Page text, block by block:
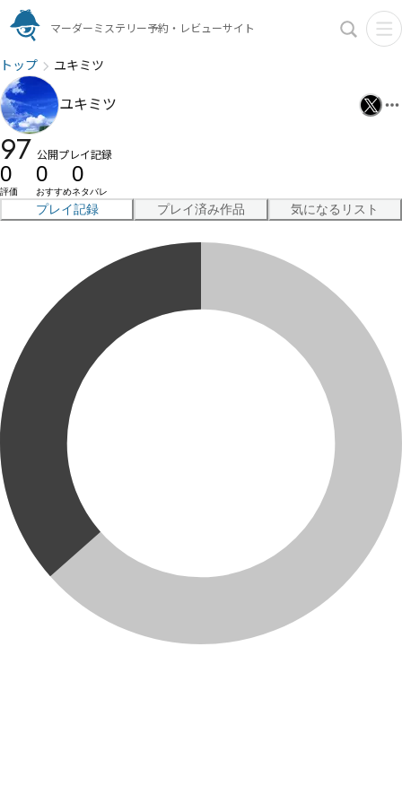
マーダーミステリー予約・レビューサイト
トップ ユキミツ
ユキミツ
97 公開プレイ記録
0
評価
0
おすすめ
0
ネタバレ
プレイ記録 プレイ済み作品 気になるリスト